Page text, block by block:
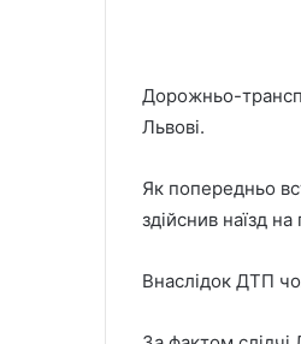
Дорожньо-
Львові.
Як попередньо
здійснив наїзд
Внаслідок ДТП